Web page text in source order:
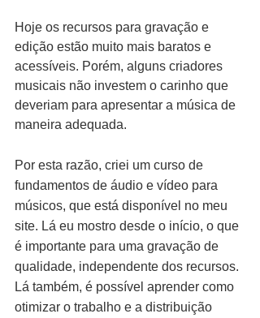
Hoje os recursos para gravação e
edição estão muito mais baratos e
acessíveis. Porém, alguns criadores
musicais não investem o carinho que
deveriam para apresentar a música de
maneira adequada.
Por esta razão, criei um curso de
fundamentos de áudio e vídeo para
músicos, que está disponível no meu
site. Lá eu mostro desde o início, o que
é importante para uma gravação de
qualidade, independente dos recursos.
Lá também, é possível aprender como
otimizar o trabalho e a distribuição